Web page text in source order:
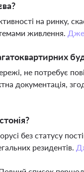
на ринку,
живлення.
не потребує
документація,
без статусу
резидентів.